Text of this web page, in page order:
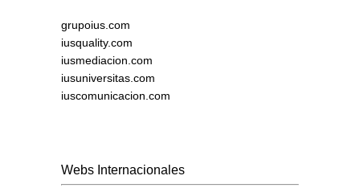
grupoius.com
iusquality.com
iusmediacion.com
iusuniversitas.com
iuscomunicacion.com
Webs Internacionales